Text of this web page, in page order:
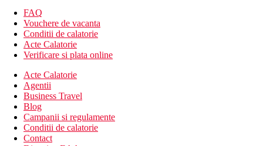
FAQ
Vouchere de vacanta
Conditii de calatorie
Acte Calatorie
Verificare si plata online
Acte Calatorie
Agentii
Business Travel
Blog
Campanii si regulamente
Conditii de calatorie
Contact